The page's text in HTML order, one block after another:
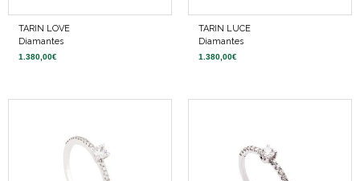
Diamantes
1.380,00€
Diamantes
1.380,00€